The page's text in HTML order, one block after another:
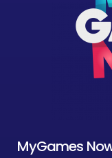
MyGames